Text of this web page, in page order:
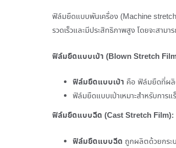
ฟิล์มยืดแบบพันเครื่อง (Machine
รวดเร็วและมีประสิทธิภาพสูง โดยจะสาม
ฟิล์มยืดแบบเป่า (Blown Stretch
ฟิล์มยืดแบบเป่า คือ ฟิล์มยืดที่ผลิ
ฟิล์มยืดแบบเป่าเหมาะสำหรับกา
ฟิล์มยืดแบบฉีด (Cast Stretch Film):
ฟิล์มยืดแบบฉีด ถูกผลิตด้วยกระ